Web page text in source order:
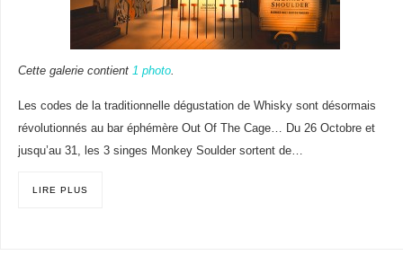
Cette galerie contient 1 photo.
Les codes de la traditionnelle dégustation de Whisky sont désormais
révolutionnés au bar éphémère Out Of The Cage… Du 26 Octobre et
jusqu’au 31, les 3 singes Monkey Soulder sortent de…
LIRE PLUS